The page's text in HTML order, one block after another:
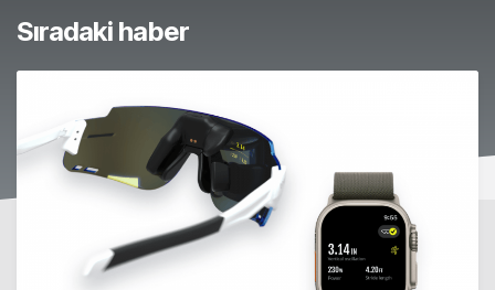
Sıradaki haber